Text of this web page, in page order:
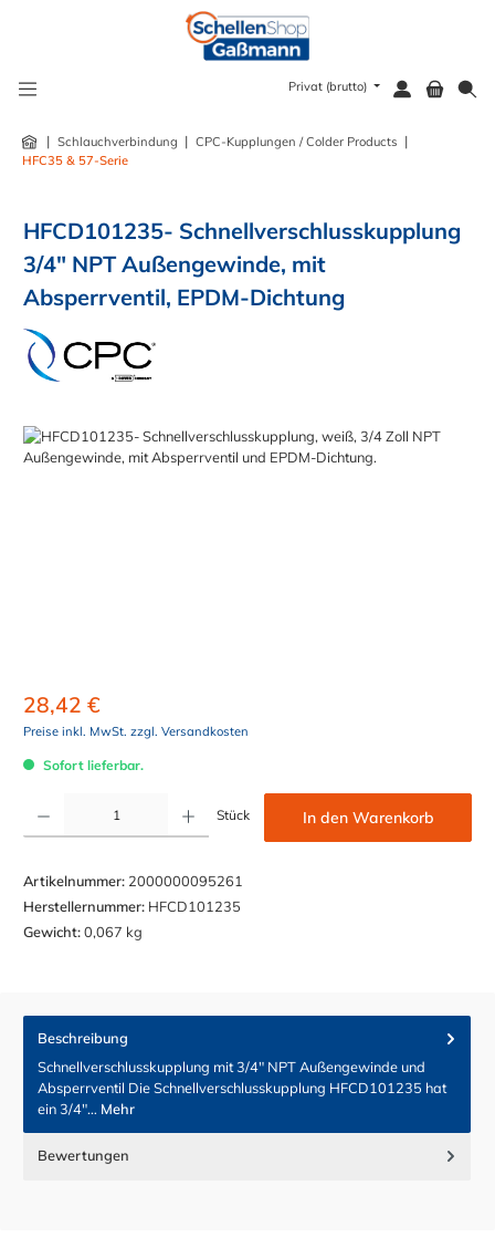
Privat (brutto)
| Schlauchverbindung | CPC-Kupplungen / Colder Products |
HFC35 & 57-Serie
HFCD101235- Schnellverschlusskupplung
3/4" NPT Außengewinde, mit
Absperrventil, EPDM-Dichtung
Bildergalerie überspringen
28,42 €
Preise inkl. MwSt. zzgl. Versandkosten
Sofort lieferbar.
Produkt Anzahl: Gib den gewünschten Wert ein oder benutze die Schaltflächen um die Anzahl
Stück In den Warenkorb
Artikelnummer: 2000000095261
Herstellernummer: HFCD101235
Gewicht:0,067 kg
Beschreibung
Schnellverschlusskupplung mit 3/4" NPT Außengewinde und
Absperrventil Die Schnellverschlusskupplung HFCD101235 hat
ein 3/4"… Mehr
Bewertungen